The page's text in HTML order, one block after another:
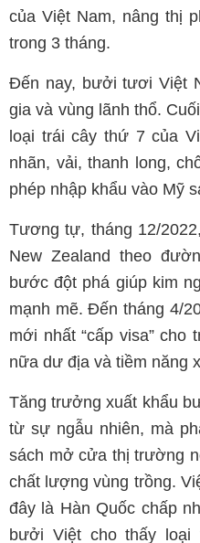
của Việt Nam, nâng thị
trong 3 tháng.
Đến nay, bưởi tươi Việt
gia và vùng lãnh thổ.
loại trái cây thứ 7 của
nhãn, vải, thanh long,
phép nhập khẩu vào Mỹ
Tương tự, tháng 12/
New Zealand theo
bước đột phá giúp kim
mạnh mẽ. Đến tháng 4/
mới nhất “cấp visa”
nữa dư địa và tiềm năng
Tăng trưởng xuất khẩu
từ sự ngẫu nhiên, mà
sách mở cửa thị trường
chất lượng vùng trồng.
đây là Hàn Quốc chấp
bưởi Việt cho thấy